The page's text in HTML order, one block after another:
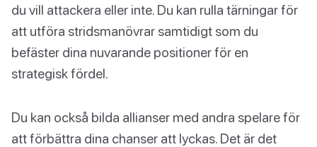
du vill attackera eller inte. Du kan rulla tärningar för
att utföra stridsmanövrar samtidigt som du
befäster dina nuvarande positioner för en
strategisk fördel.
Du kan också bilda allianser med andra spelare för
att förbättra dina chanser att lyckas. Det är det